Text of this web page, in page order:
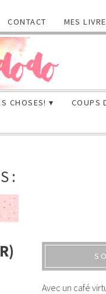
CONTACT MES
CHOSES! COUPS
:
Avec un café